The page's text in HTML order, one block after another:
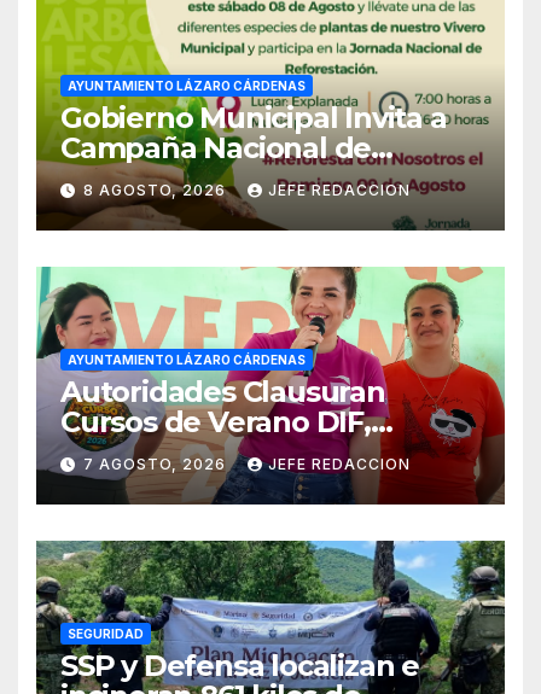
AYUNTAMIENTO LÁZARO CÁRDENAS
Gobierno Municipal Invita a
Campaña Nacional de
Reforestación
8 AGOSTO, 2026 JEFE REDACCION
AYUNTAMIENTO LÁZARO CÁRDENAS
Autoridades Clausuran
Cursos de Verano DIF,
Seguridad Pública y Casa de
Cultura 2026
7 AGOSTO, 2026 JEFE REDACCION
SEGURIDAD
SSP y Defensa localizan e